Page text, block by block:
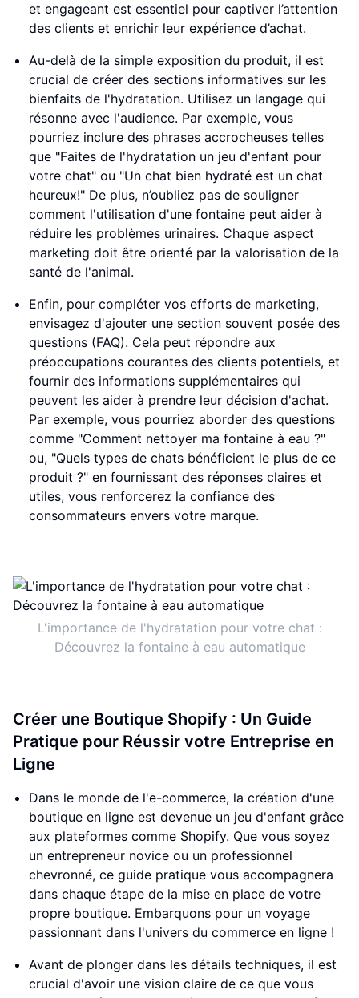
et engageant est essentiel pour captiver l’attention
des clients et enrichir leur expérience d’achat.
Au-delà de la simple exposition du produit, il est
crucial de créer des sections informatives sur les
bienfaits de l'hydratation. Utilisez un langage qui
résonne avec l'audience. Par exemple, vous
pourriez inclure des phrases accrocheuses telles
que "Faites de l'hydratation un jeu d'enfant pour
votre chat" ou "Un chat bien hydraté est un chat
heureux!" De plus, n’oubliez pas de souligner
comment l'utilisation d'une fontaine peut aider à
réduire les problèmes urinaires. Chaque aspect
marketing doit être orienté par la valorisation de la
santé de l'animal.
Enfin, pour compléter vos efforts de marketing,
envisagez d'ajouter une section souvent posée des
questions (FAQ). Cela peut répondre aux
préoccupations courantes des clients potentiels, et
fournir des informations supplémentaires qui
peuvent les aider à prendre leur décision d'achat.
Par exemple, vous pourriez aborder des questions
comme "Comment nettoyer ma fontaine à eau ?"
ou, "Quels types de chats bénéficient le plus de ce
produit ?" en fournissant des réponses claires et
utiles, vous renforcerez la confiance des
consommateurs envers votre marque.
L'importance de l'hydratation pour votre chat :
Découvrez la fontaine à eau automatique
Créer une Boutique Shopify : Un Guide
Pratique pour Réussir votre Entreprise en
Ligne
Dans le monde de l'e-commerce, la création d'une
boutique en ligne est devenue un jeu d'enfant grâce
aux plateformes comme Shopify. Que vous soyez
un entrepreneur novice ou un professionnel
chevronné, ce guide pratique vous accompagnera
dans chaque étape de la mise en place de votre
propre boutique. Embarquons pour un voyage
passionnant dans l'univers du commerce en ligne !
Avant de plonger dans les détails techniques, il est
crucial d'avoir une vision claire de ce que vous